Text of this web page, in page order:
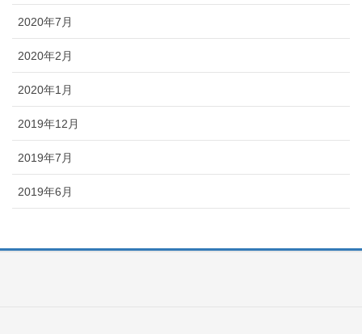
2020年7月
2020年2月
2020年1月
2019年12月
2019年7月
2019年6月